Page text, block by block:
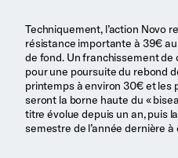
Techniquement, l’action Novo
résistance importante à 39€
de fond. Un franchissement de
pour une poursuite du rebond
printemps à environ 30€ et les
seront la borne haute du «
titre évolue depuis un an, puis
semestre de l’année dernière